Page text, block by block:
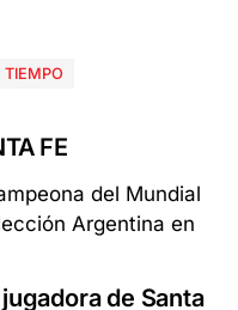
TIEMPO
FE
de Santa